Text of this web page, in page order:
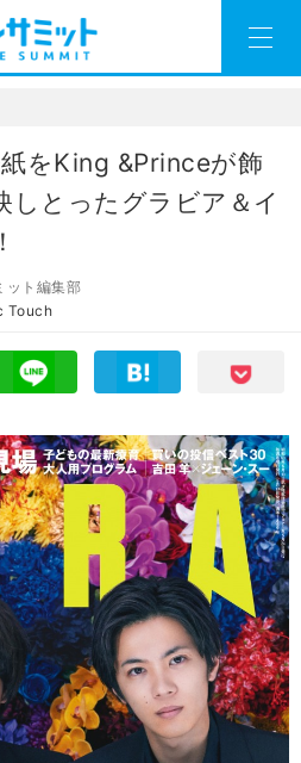
をKing &Princeが飾
しとったグラビア＆イ
ット編集部
Touch